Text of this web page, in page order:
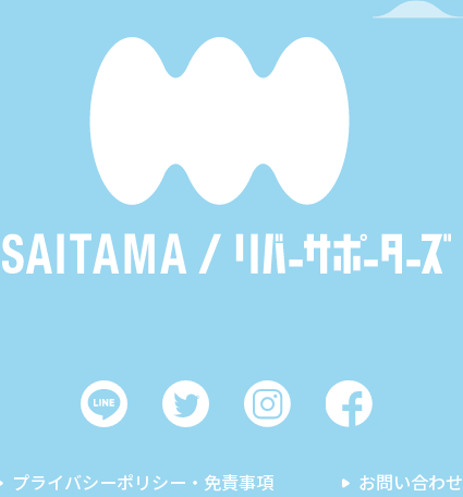
プライバシーポリシー・免責事項 お問い合わせ